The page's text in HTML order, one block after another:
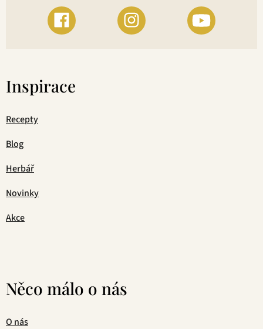
Inspirace
Recepty
Blog
Herbář
Novinky
Akce
Něco málo o nás
O nás